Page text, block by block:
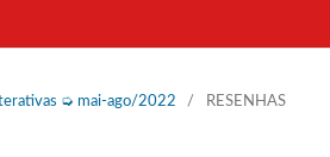
➭ mai-ago/2022
/ RESENHAS